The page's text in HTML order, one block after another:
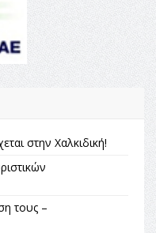
στην Χαλκιδική!
τους –